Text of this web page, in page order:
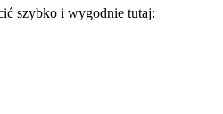
szybko i wygodnie tutaj: